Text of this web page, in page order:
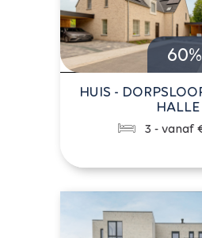
HUIS -
HALLE
3 - vanaf